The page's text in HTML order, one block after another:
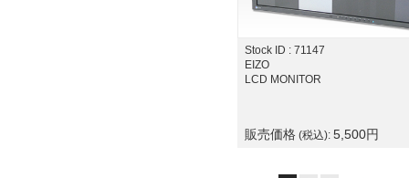
Stock ID : 71147
EIZO
LCD MONITOR
販売価格 (税込): 5,500円